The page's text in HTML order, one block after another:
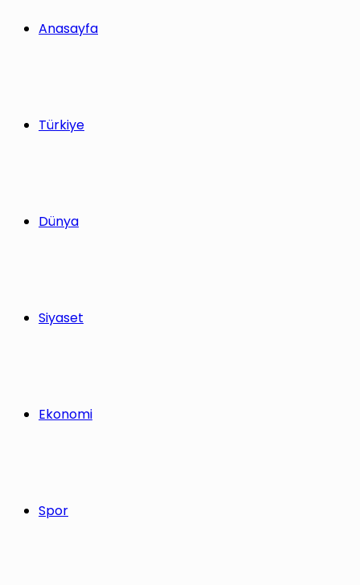
Anasayfa
Türkiye
Dünya
Siyaset
Ekonomi
Spor